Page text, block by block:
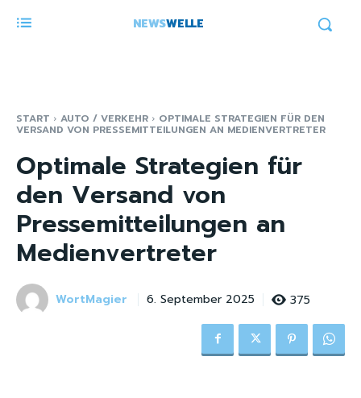
NEWSWELLE
START AUTO / VERKEHR OPTIMALE STRATEGIEN FÜR DEN
VERSAND VON PRESSEMITTEILUNGEN AN MEDIENVERTRETER
Optimale Strategien für
den Versand von
Pressemitteilungen an
Medienvertreter
WortMagier 6. September 2025 375